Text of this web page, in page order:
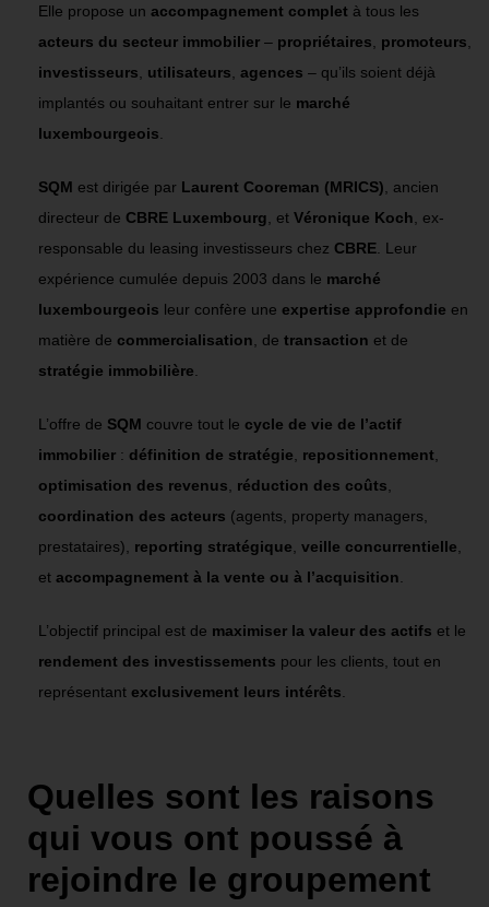
Elle propose un accompagnement complet à tous les
acteurs du secteur immobilier – propriétaires promoteurs
investisseurs
utilisateurs agences – qu’ils soient déjà
implantés ou souhaitant entrer sur le marché
luxembourgeois
SQM est dirigée par Laurent Cooreman (MRICS) , ancien
directeur de CBRE Luxembourg , et Véronique Koch , ex-
responsable du leasing investisseurs chez CBRE . Leur
expérience cumulée depuis 2003 dans le marché
luxembourgeois leur confère une expertise approfondie en
matière de commercialisation , de transaction et de
stratégie immobilière
L’offre de SQM couvre tout le cycle de vie de l’actif
immobilier : définition de stratégie repositionnement
optimisation des revenus
réduction des coûts
coordination des acteurs (agents, property managers,
prestataires), reporting stratégique veille concurrentielle
et accompagnement à la vente ou à l’acquisition
L’objectif principal est de maximiser la valeur des actifs et le
rendement des investissements pour les clients, tout en
représentant exclusivement leurs intérêts
Quelles sont les raisons
qui vous ont poussé à
rejoindre le groupement